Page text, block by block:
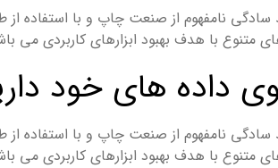
سادگی نامفهوم از صنعت چاپ و با استفاده
متنوع با هدف بهبود ابزارهای
داده های خود
سادگی نامفهوم از صنعت چاپ و با استفاده
متنوع با هدف بهبود ابزارهای